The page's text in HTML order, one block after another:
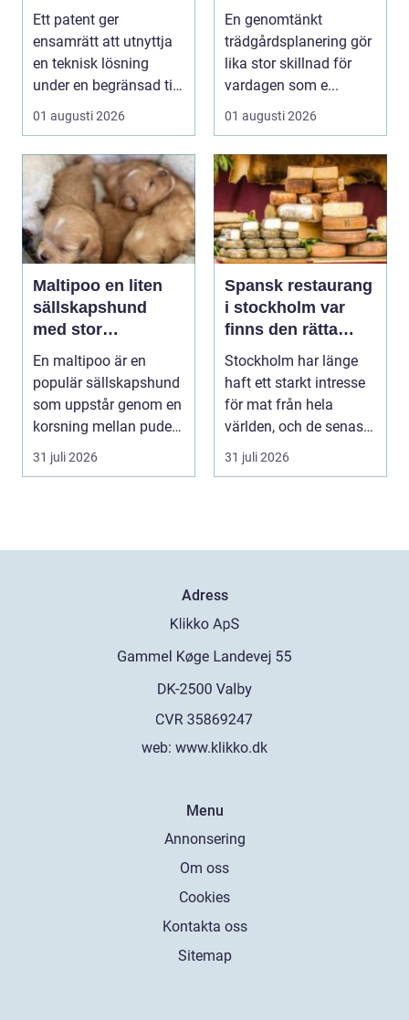
Ett patent ger
ensamrätt att utnyttja
en teknisk lösning
under en begränsad tid,
oftast 20 år. Rätt ...
01 augusti 2026
oas
En genomtänkt
trädgårdsplanering gör
lika stor skillnad för
vardagen som e...
01 augusti 2026
Maltipoo en liten
sällskapshund
med stor
personlighet
En maltipoo är en
populär sällskapshund
som uppstår genom en
korsning mellan pudel
och malteser. Kom...
31 juli 2026
Spansk restaurang
i stockholm var
finns den rätta
smaken av
spanien?
Stockholm har länge
haft ett starkt intresse
för mat från hela
världen, och de senaste
åren har suge...
31 juli 2026
Adress
web: www.klikko.dk
Menu
Annonsering
Om oss
Cookies
Kontakta oss
Sitemap